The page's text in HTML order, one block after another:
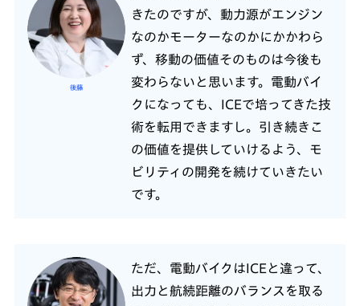
後藤
きたのですが、動力源がエンジン
なのかモーターなのかにかかわら
ず、移動の価値そのものは今後も
変わらないと思います。電動バイ
クになっても、ICEで培ってきた技
術を転用できますし。引き続きこ
の価値を提供していけるよう、モ
ビリティの開発を続けていきたい
です。
ただ、電動バイクはICEと違って、
出力と航続距離のバランスを取る